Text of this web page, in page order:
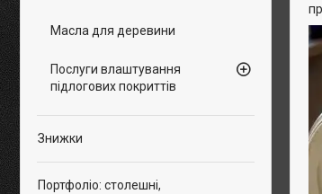
Масла для деревини
Послуги влаштування
підлогових покриттів
Знижки
Портфоліо: столешні,